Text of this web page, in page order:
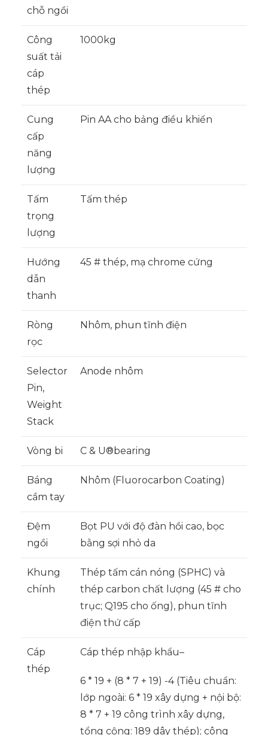
chỗ ngồi
Công
suất tải
cáp
thép
1000kg
Cung
cấp
năng
lượng
Pin AA cho bảng điều khiển
Tấm
trọng
lượng
Tấm thép
Hướng
dẫn
thanh
45 # thép, mạ chrome cứng
Ròng
rọc
Nhôm, phun tĩnh điện
Selector
Pin,
Weight
Stack
Anode nhôm
Vòng bi C & U®bearing
Báng
cầm tay
Nhôm (Fluorocarbon Coating)
Đệm
ngồi
Bọt PU với độ đàn hồi cao, bọc
bằng sợi nhỏ da
Khung
chính
Thép tấm cán nóng (SPHC) và
thép carbon chất lượng (45 # cho
trục; Q195 cho ống), phun tĩnh
điện thứ cấp
Cáp
thép
Cáp thép nhập khẩu–
6 * 19 + (8 * 7 + 19) -4 (Tiêu chuẩn:
lớp ngoài: 6 * 19 xây dựng + nội bộ:
8 * 7 + 19 công trình xây dựng,
tổng cộng: 189 dây thép); công